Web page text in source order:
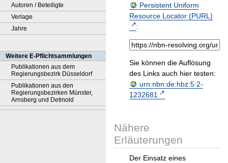
Autoren / Beteiligte
Verlage
Jahre
Weitere E-Pflichtsammlungen
Publikationen aus dem
Regierungsbezirk Düsseldorf
Publikationen aus den
Regierungsbezirken Münster,
Arnsberg und Detmold
Persistent Uniform
Resource Locator (PURL)
:
Sie können die Auflösung
des Links auch hier testen:
urn:nbn:de:hbz:5:2-
1232681
Nähere
Erläuterungen
Der Einsatz eines